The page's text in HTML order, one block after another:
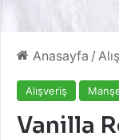
Anasayfa /
Alışveriş
Vanilla